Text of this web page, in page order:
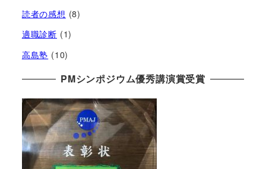
読者の感想 (8)
適職診断 (1)
高島塾 (10)
PMシンポジウム優秀講演賞受賞